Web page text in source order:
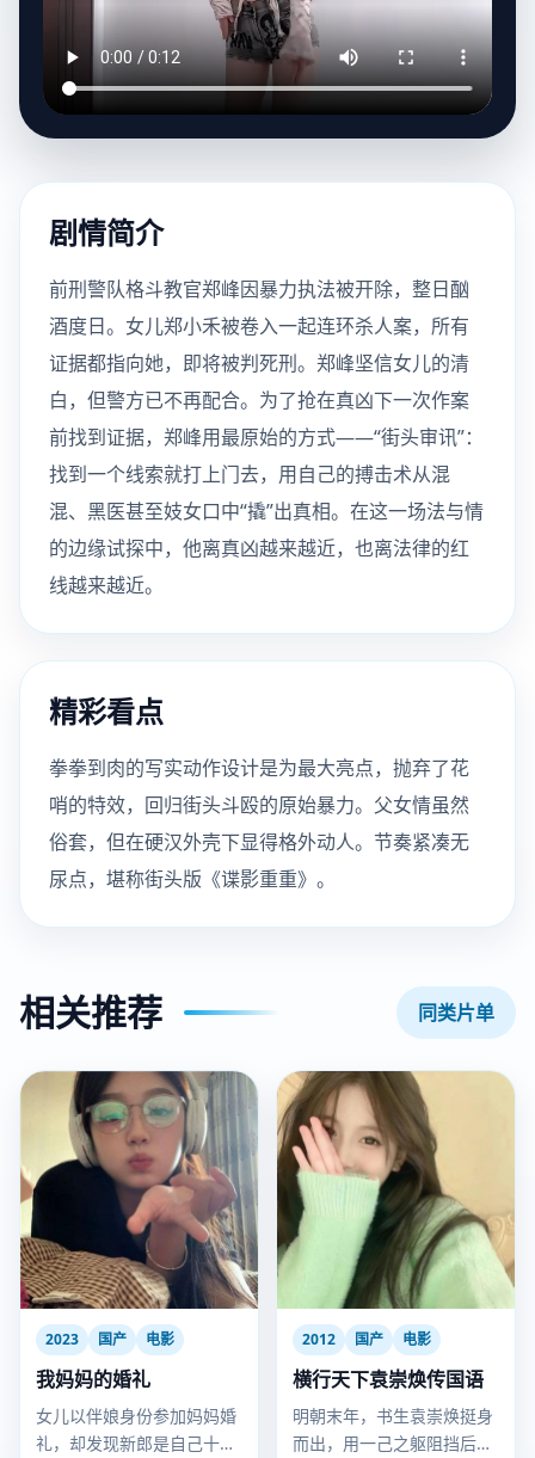
剧情简介
前刑警队格斗教官郑峰因暴力执法被开除，整日酗
酒度日。女儿郑小禾被卷入一起连环杀人案，所有
证据都指向她，即将被判死刑。郑峰坚信女儿的清
白，但警方已不再配合。为了抢在真凶下一次作案
前找到证据，郑峰用最原始的方式——“街头审讯”：
找到一个线索就打上门去，用自己的搏击术从混
混、黑医甚至妓女口中“撬”出真相。在这一场法与情
的边缘试探中，他离真凶越来越近，也离法律的红
线越来越近。
精彩看点
拳拳到肉的写实动作设计是为最大亮点，抛弃了花
哨的特效，回归街头斗殴的原始暴力。父女情虽然
俗套，但在硬汉外壳下显得格外动人。节奏紧凑无
尿点，堪称街头版《谍影重重》。
相关推荐 同类片单
2023 国产 电影
我妈妈的婚礼
女儿以伴娘身份参加妈妈婚
礼，却发现新郎是自己十年
2012 国产 电影
横行天下袁崇焕传国语
明朝末年，书生袁崇焕挺身
而出，用一己之躯阻挡后金